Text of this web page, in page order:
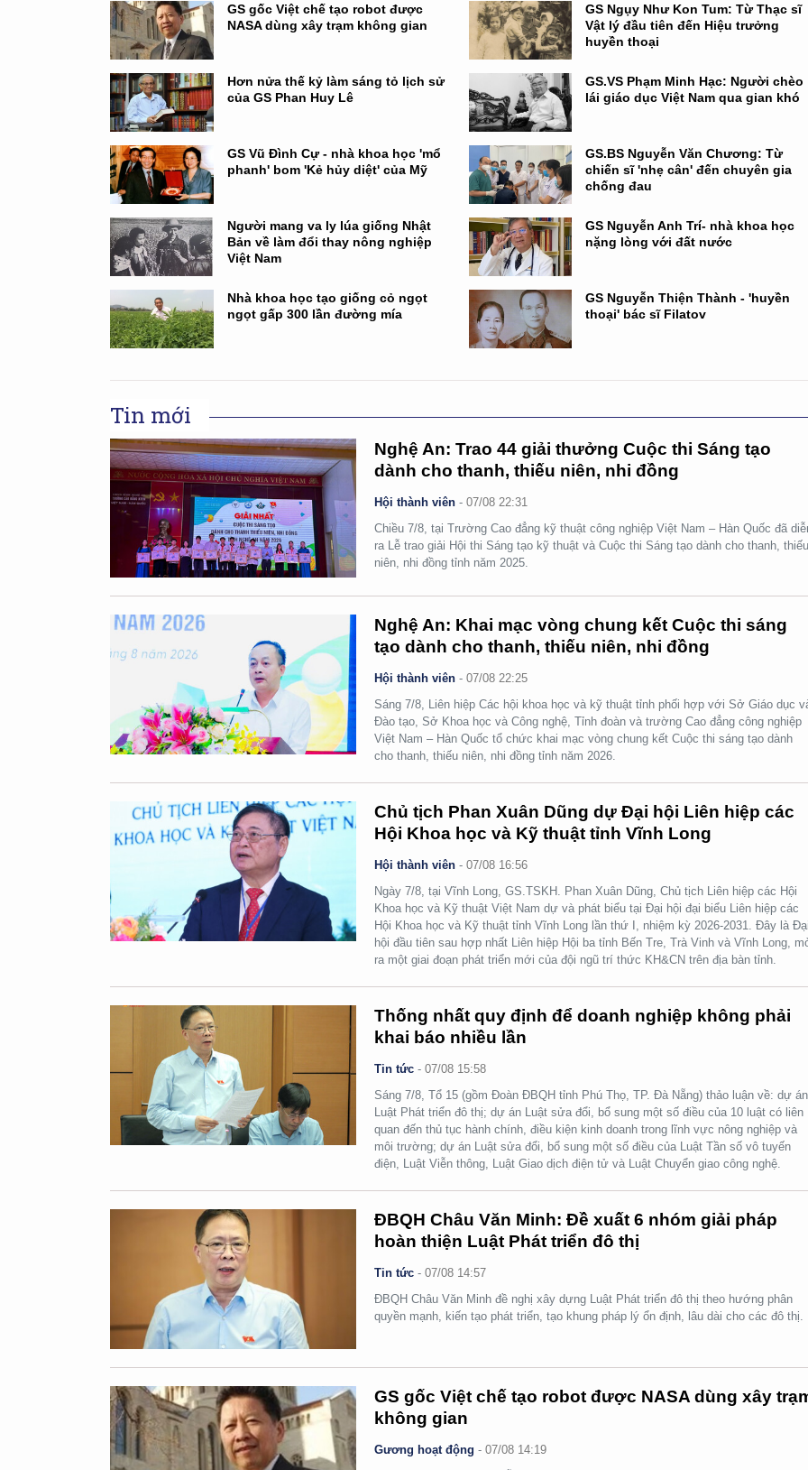
GS gốc Việt chế tạo robot được
NASA dùng xây trạm không gian
GS Ngụy Như Kon Tum: Từ Thạc sĩ
Vật lý đầu tiên đến Hiệu trưởng
huyền thoại
Hơn nửa thế kỷ làm sáng tỏ lịch sử
của GS Phan Huy Lê
GS.VS Phạm Minh Hạc: Người chèo
lái giáo dục Việt Nam qua gian khó
GS Vũ Đình Cự - nhà khoa học 'mổ
phanh' bom 'Kẻ hủy diệt' của Mỹ
GS.BS Nguyễn Văn Chương: Từ
chiến sĩ 'nhẹ cân' đến chuyên gia
chống đau
Người mang va ly lúa giống Nhật
Bản về làm đổi thay nông nghiệp
Việt Nam
GS Nguyễn Anh Trí- nhà khoa học
nặng lòng với đất nước
Nhà khoa học tạo giống cỏ ngọt
ngọt gấp 300 lần đường mía
GS Nguyễn Thiện Thành - 'huyền
thoại' bác sĩ Filatov
Tin mới
Nghệ An: Trao 44 giải thưởng Cuộc thi Sáng tạo
dành cho thanh, thiếu niên, nhi đồng
Hội thành viên -07/08 22:31
Chiều 7/8, tại Trường Cao đẳng kỹ thuật công nghiệp Việt Nam – Hàn Quốc đã
ra Lễ trao giải Hội thi Sáng tạo kỹ thuật và Cuộc thi Sáng tạo dành cho thanh,
niên, nhi đồng tỉnh năm 2025.
Nghệ An: Khai mạc vòng chung kết Cuộc thi sáng
tạo dành cho thanh, thiếu niên, nhi đồng
Hội thành viên -07/08 22:25
Sáng 7/8, Liên hiệp Các hội khoa học và kỹ thuật tỉnh phối hợp với Sở Giáo dục
Đào tạo, Sở Khoa học và Công nghệ, Tỉnh đoàn và trường Cao đẳng công nghiệp
Việt Nam – Hàn Quốc tổ chức khai mạc vòng chung kết Cuộc thi sáng tạo dành
cho thanh, thiếu niên, nhi đồng tỉnh năm 2026.
Chủ tịch Phan Xuân Dũng dự Đại hội Liên hiệp các
Hội Khoa học và Kỹ thuật tỉnh Vĩnh Long
Hội thành viên -07/08 16:56
Ngày 7/8, tại Vĩnh Long, GS.TSKH. Phan Xuân Dũng, Chủ tịch Liên hiệp các Hội
Khoa học và Kỹ thuật Việt Nam dự và phát biểu tại Đại hội đại biểu Liên hiệp các
Hội Khoa học và Kỹ thuật tỉnh Vĩnh Long lần thứ I, nhiệm kỳ 2026-2031. Đây là
hội đầu tiên sau hợp nhất Liên hiệp Hội ba tỉnh Bến Tre, Trà Vinh và Vĩnh Long,
ra một giai đoạn phát triển mới của đội ngũ trí thức KH&CN trên địa bàn tỉnh.
Thống nhất quy định để doanh nghiệp không phải
khai báo nhiều lần
Tin tức -07/08 15:58
Sáng 7/8, Tổ 15 (gồm Đoàn ĐBQH tỉnh Phú Thọ, TP. Đà Nẵng) thảo luận về: dự án
Luật Phát triển đô thị; dự án Luật sửa đổi, bổ sung một số điều của 10 luật có liên
quan đến thủ tục hành chính, điều kiện kinh doanh trong lĩnh vực nông nghiệp và
môi trường; dự án Luật sửa đổi, bổ sung một số điều của Luật Tần số vô tuyến
điện, Luật Viễn thông, Luật Giao dịch điện tử và Luật Chuyển giao công nghệ.
ĐBQH Châu Văn Minh: Đề xuất 6 nhóm giải pháp
hoàn thiện Luật Phát triển đô thị
Tin tức -07/08 14:57
ĐBQH Châu Văn Minh đề nghị xây dựng Luật Phát triển đô thị theo hướng phân
quyền mạnh, kiến tạo phát triển, tạo khung pháp lý ổn định, lâu dài cho các đô thị.
GS gốc Việt chế tạo robot được NASA dùng xây
không gian
Gương hoạt động -07/08 14:19